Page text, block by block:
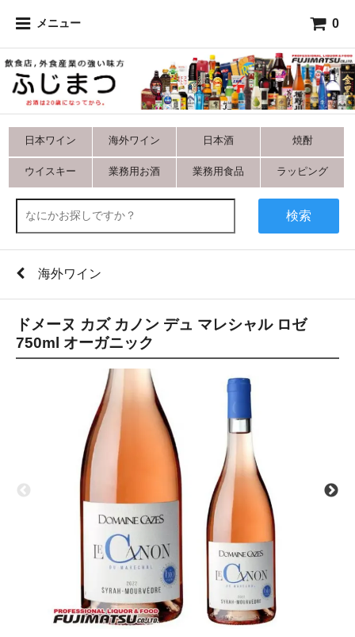
メニュー 0
日本ワイン 海外ワイン 日本酒 焼酎
ウイスキー 業務用お酒 業務用食品 ラッピング
検索
海外ワイン
ドメーヌ カズ カノン デュ マレシャル ロゼ
750ml オーガニック